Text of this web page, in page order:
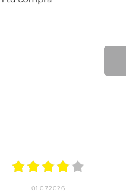
22.06.2026